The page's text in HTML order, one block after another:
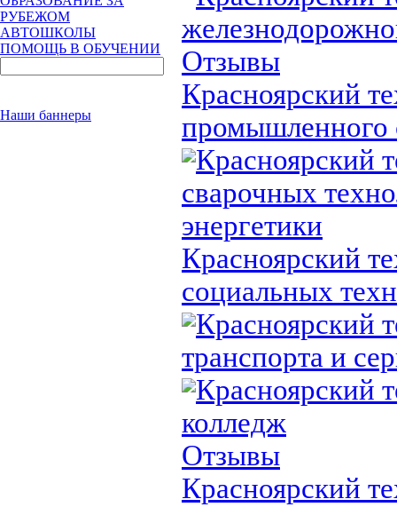
РУБЕЖОМ
АВТОШКОЛЫ
ПОМОЩЬ В ОБУЧЕНИИ
Наши баннеры
Отзывы
Красноярский
промышленного
Красноярский
сварочных
энергетики
Красноярский
социальных
Красноярский
транспорта и
Красноярский
колледж
Отзывы
Красноярский